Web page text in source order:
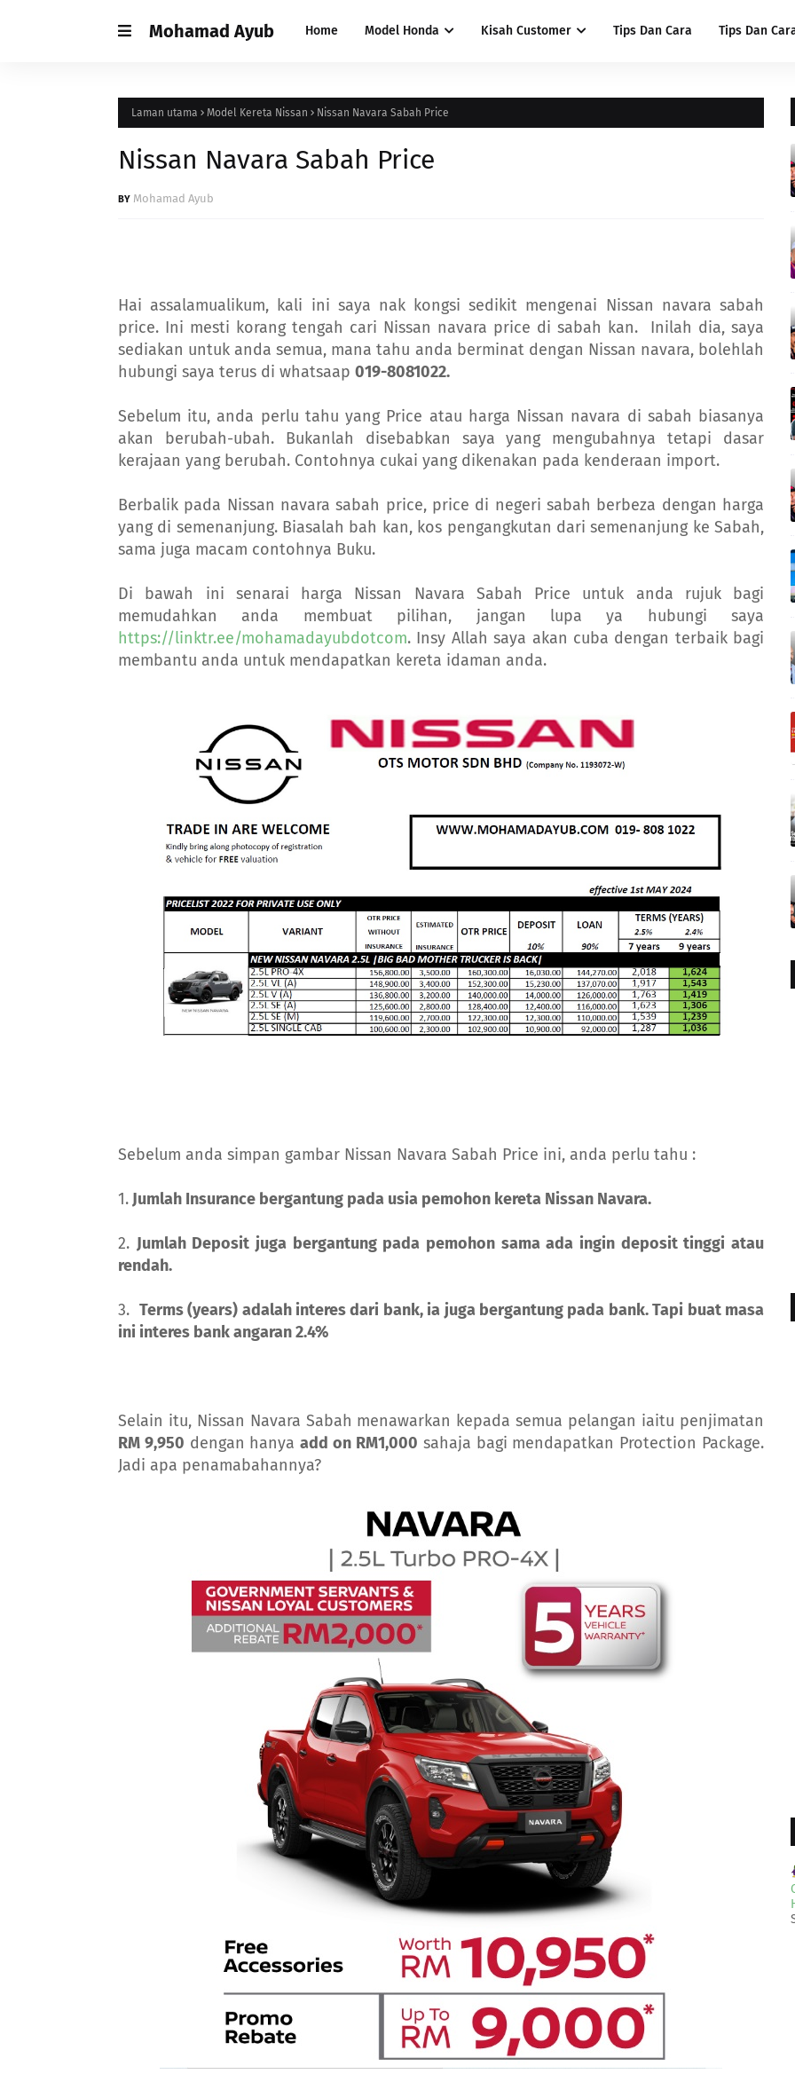
Mohamad Ayub Home Model Honda Kisah Customer Tips Dan Cara Tips Dan
Laman utama Model Kereta Nissan Nissan Navara Sabah Price
Nissan Navara Sabah Price
Mohamad Ayub
Hai assalamualikum, kali ini saya nak kongsi sedikit mengenai Nissan navara sabah
price. Ini mesti korang tengah cari Nissan navara price di sabah kan. Inilah dia, saya
sediakan untuk anda semua, mana tahu anda berminat dengan Nissan navara, bolehlah
hubungi saya terus di whatsaap 019-8081022.
Sebelum itu, anda perlu tahu yang Price atau harga Nissan navara di sabah biasanya
akan berubah-ubah. Bukanlah disebabkan saya yang mengubahnya tetapi dasar
kerajaan yang berubah. Contohnya cukai yang dikenakan pada kenderaan import.
Berbalik pada Nissan navara sabah price, price di negeri sabah berbeza dengan harga
yang di semenanjung. Biasalah bah kan, kos pengangkutan dari semenanjung ke Sabah,
sama juga macam contohnya Buku.
Di bawah ini senarai harga Nissan Navara Sabah Price untuk anda rujuk bagi
memudahkan anda membuat pilihan, jangan lupa ya hubungi saya
https://linktr.ee/mohamadayubdotcom. Insy Allah saya akan cuba dengan terbaik bagi
membantu anda untuk mendapatkan kereta idaman anda.
Sebelum anda simpan gambar Nissan Navara Sabah Price ini, anda perlu tahu :
1. Jumlah Insurance bergantung pada usia pemohon kereta Nissan Navara.
2. Jumlah Deposit juga bergantung pada pemohon sama ada ingin deposit tinggi atau
rendah.
3. Terms (years) adalah interes dari bank, ia juga bergantung pada bank. Tapi buat masa
ini interes bank angaran 2.4%
Selain itu, Nissan Navara Sabah menawarkan kepada semua pelangan iaitu penjimatan
RM 9,950 dengan hanyaadd on RM1,000 sahaja bagi mendapatkan Protection Package.
Jadi apa penamabahannya?